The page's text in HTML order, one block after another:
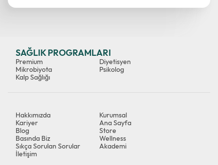
SAĞLIK PROGRAMLARI
Premium
Mikrobiyota
Kalp Sağlığı
Diyetisyen
Psikolog
Hakkımızda
Kurumsal
Kariyer
Ana Sayfa
Blog
Store
Basında Biz
Wellness
Sıkça Sorulan Sorular
Akademi
İletişim